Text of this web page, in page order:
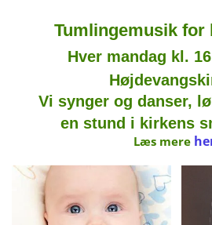
Tumlingemusik for
Hver mandag kl.
Vi synger og danser,
en stund i kirkens
Læs mere